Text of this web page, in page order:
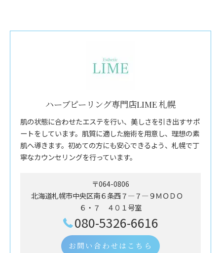
ハーブピーリング専門店LIME 札幌
肌の状態に合わせたエステを行い、美しさを引き出すサポ
ートをしています。肌質に適した施術を用意し、理想の素
肌へ導きます。初めての方にも安心できるよう、札幌で丁
寧なカウンセリングを行っています。
〒064-0806
北海道札幌市中央区南６条西７―７―９ＭＯＤＯ
６・７ ４０１号室
080-5326-6616
お問い合わせはこちら